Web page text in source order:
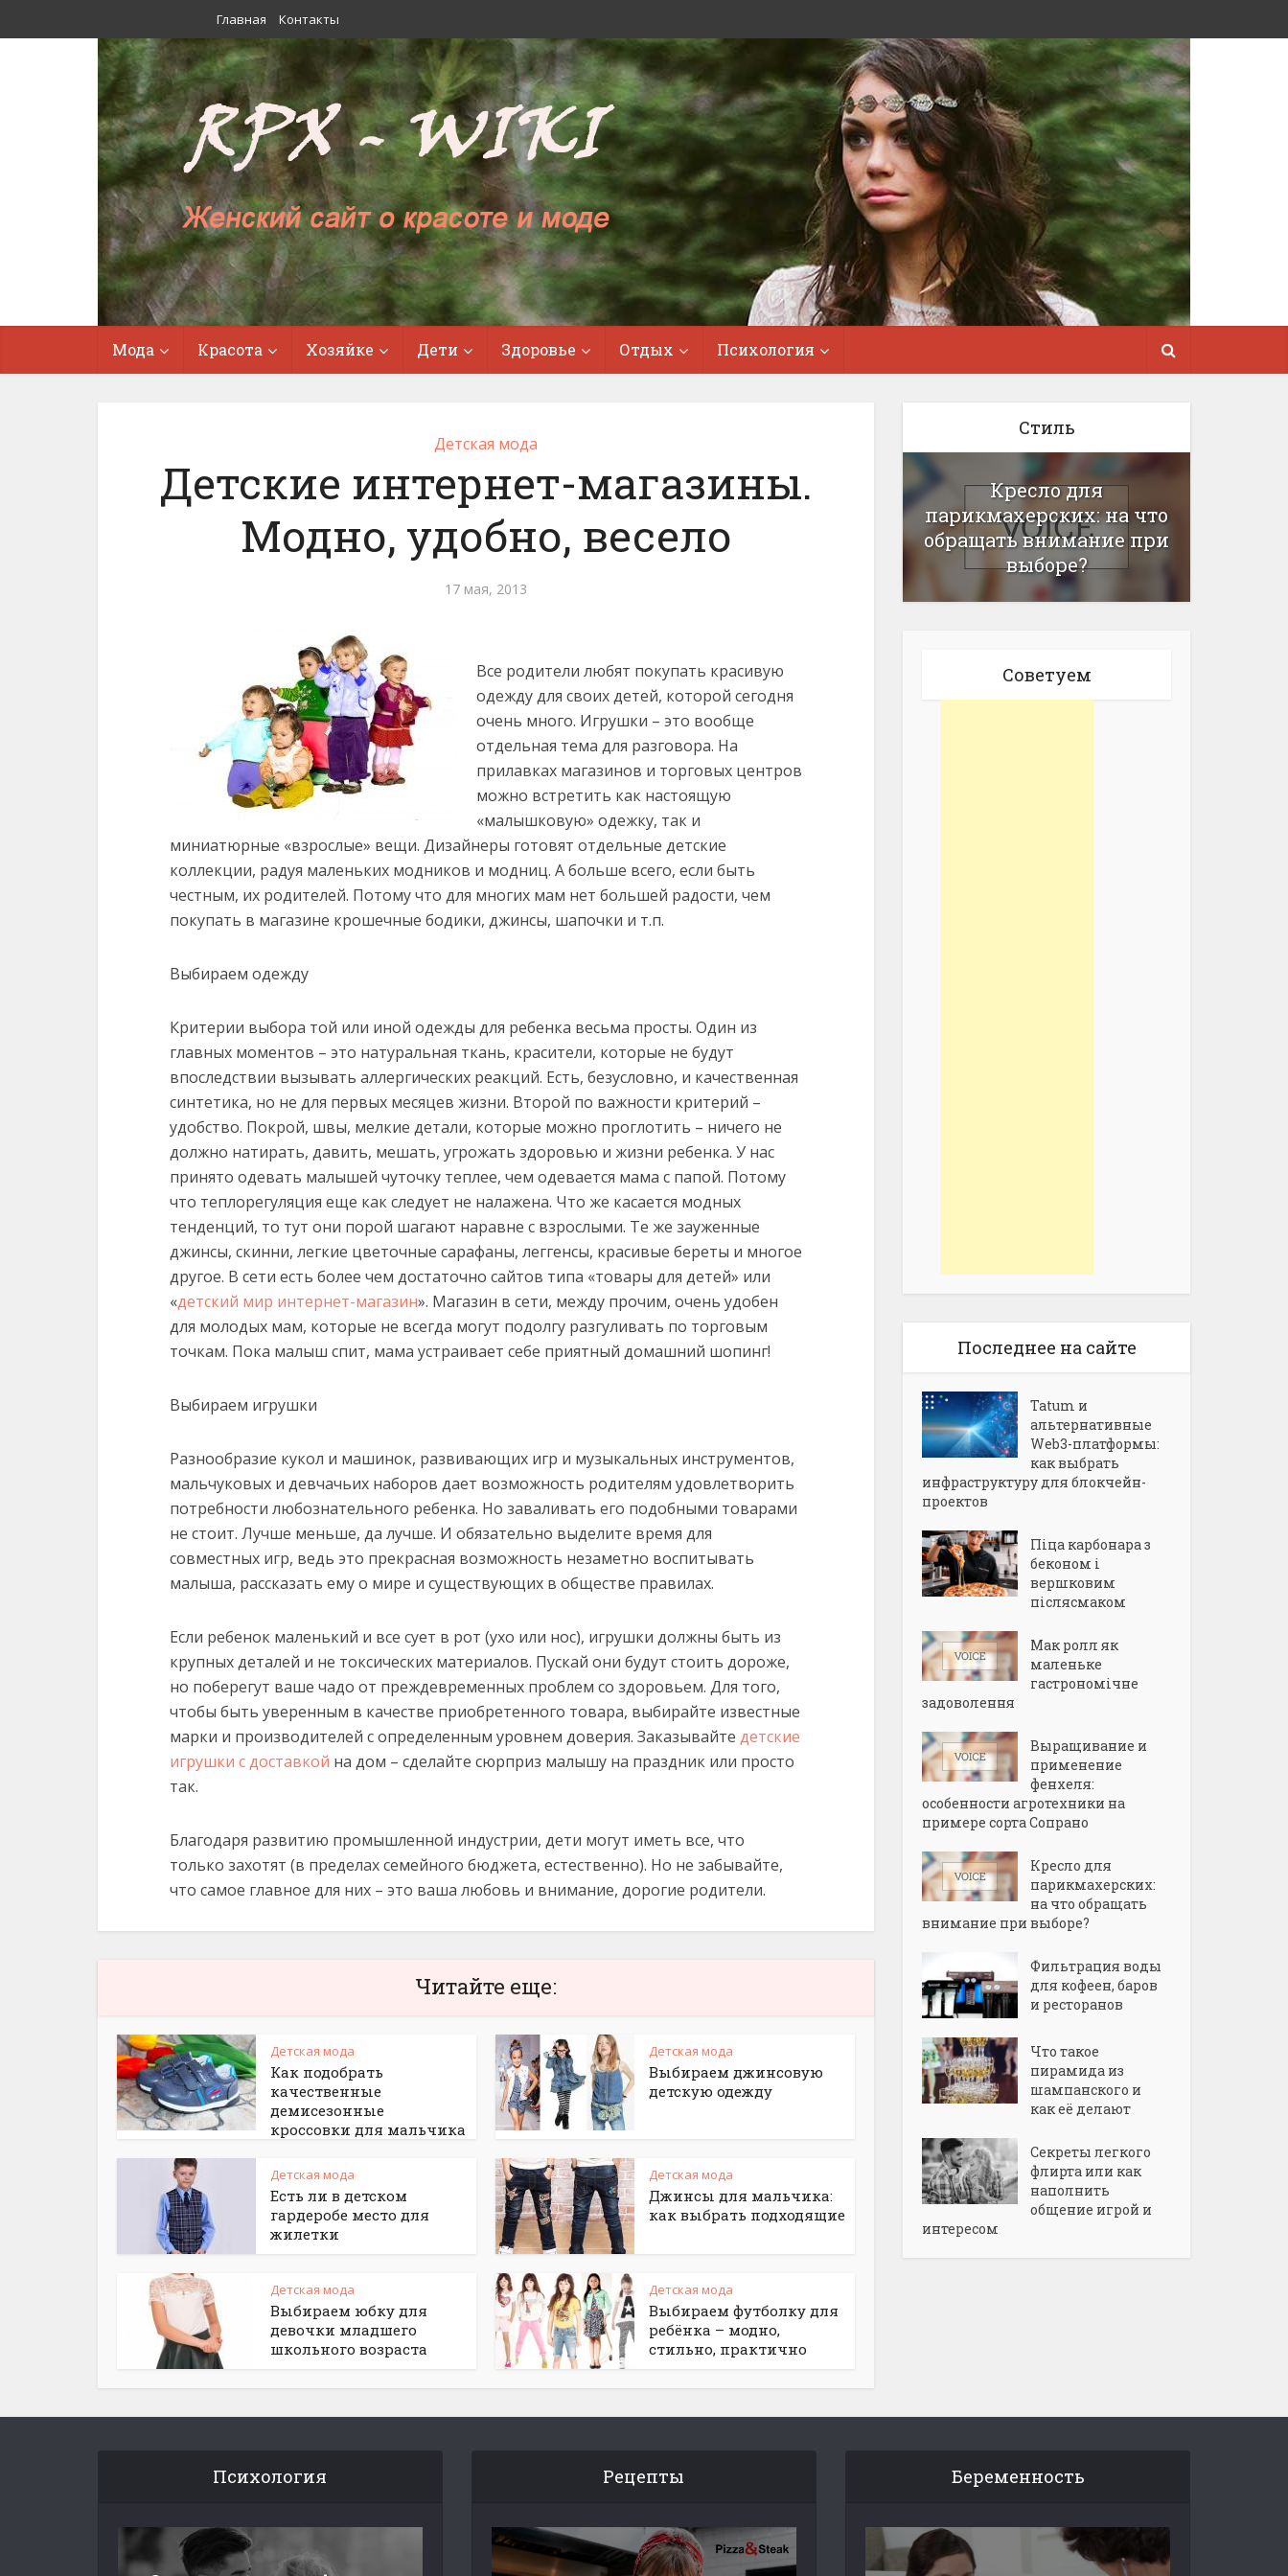
Главная Контакты
Мода Красота Хозяйке Дети Здоровье Отдых Психология
Детская мода
Детские интернет-магазины.
Модно, удобно, весело
17 мая, 2013
Все родители любят покупать красивую
одежду для своих детей, которой сегодня
очень много. Игрушки – это вообще
отдельная тема для разговора. На
прилавках магазинов и торговых центров
можно встретить как настоящую
«малышковую» одежку, так и
миниатюрные «взрослые» вещи. Дизайнеры готовят отдельные детские
коллекции, радуя маленьких модников и модниц. А больше всего, если быть
честным, их родителей. Потому что для многих мам нет большей радости, чем
покупать в магазине крошечные бодики, джинсы, шапочки и т.п.
Выбираем одежду
Критерии выбора той или иной одежды для ребенка весьма просты. Один из
главных моментов – это натуральная ткань, красители, которые не будут
впоследствии вызывать аллергических реакций. Есть, безусловно, и качественная
синтетика, но не для первых месяцев жизни. Второй по важности критерий –
удобство. Покрой, швы, мелкие детали, которые можно проглотить – ничего не
должно натирать, давить, мешать, угрожать здоровью и жизни ребенка. У нас
принято одевать малышей чуточку теплее, чем одевается мама с папой. Потому
что теплорегуляция еще как следует не налажена. Что же касается модных
тенденций, то тут они порой шагают наравне с взрослыми. Те же зауженные
джинсы, скинни, легкие цветочные сарафаны, леггенсы, красивые береты и многое
другое. В сети есть более чем достаточно сайтов типа «товары для детей» или
«детский мир интернет-магазин». Магазин в сети, между прочим, очень удобен
для молодых мам, которые не всегда могут подолгу разгуливать по торговым
точкам. Пока малыш спит, мама устраивает себе приятный домашний шопинг!
Выбираем игрушки
Разнообразие кукол и машинок, развивающих игр и музыкальных инструментов,
мальчуковых и девчачьих наборов дает возможность родителям удовлетворить
потребности любознательного ребенка. Но заваливать его подобными товарами
не стоит. Лучше меньше, да лучше. И обязательно выделите время для
совместных игр, ведь это прекрасная возможность незаметно воспитывать
малыша, рассказать ему о мире и существующих в обществе правилах.
Если ребенок маленький и все сует в рот (ухо или нос), игрушки должны быть из
крупных деталей и не токсических материалов. Пускай они будут стоить дороже,
но поберегут ваше чадо от преждевременных проблем со здоровьем. Для того,
чтобы быть уверенным в качестве приобретенного товара, выбирайте известные
марки и производителей с определенным уровнем доверия. Заказывайте детские
игрушки с доставкой на дом – сделайте сюрприз малышу на праздник или просто
так.
Благодаря развитию промышленной индустрии, дети могут иметь все, что
только захотят (в пределах семейного бюджета, естественно). Но не забывайте,
что самое главное для них – это ваша любовь и внимание, дорогие родители.
Читайте еще:
Детская мода
Как подобрать
качественные
демисезонные
кроссовки для мальчика
Детская мода
Выбираем джинсовую
детскую одежду
Детская мода
Есть ли в детском
гардеробе место для
жилетки
Детская мода
Джинсы для мальчика:
как выбрать подходящие
Детская мода
Выбираем юбку для
девочки младшего
школьного возраста
Детская мода
Выбираем футболку для
ребёнка – модно,
стильно, практично
Стиль
Кресло для
парикмахерских: на что
обращать внимание при
выборе?
Советуем
Последнее на сайте
Tatum и
альтернативные
Web3-платформы:
как выбрать
инфраструктуру для блокчейн-
проектов
Піца карбонара з
беконом і
вершковим
післясмаком
Мак ролл як
маленьке
гастрономічне
задоволення
Выращивание и
применение
фенхеля:
особенности агротехники на
примере сорта Сопрано
Кресло для
парикмахерских:
на что обращать
внимание при выборе?
Фильтрация воды
для кофеен, баров
и ресторанов
Что такое
пирамида из
шампанского и
как её делают
Секреты легкого
флирта или как
наполнить
общение игрой и
интересом
Психология Рецепты Беременность